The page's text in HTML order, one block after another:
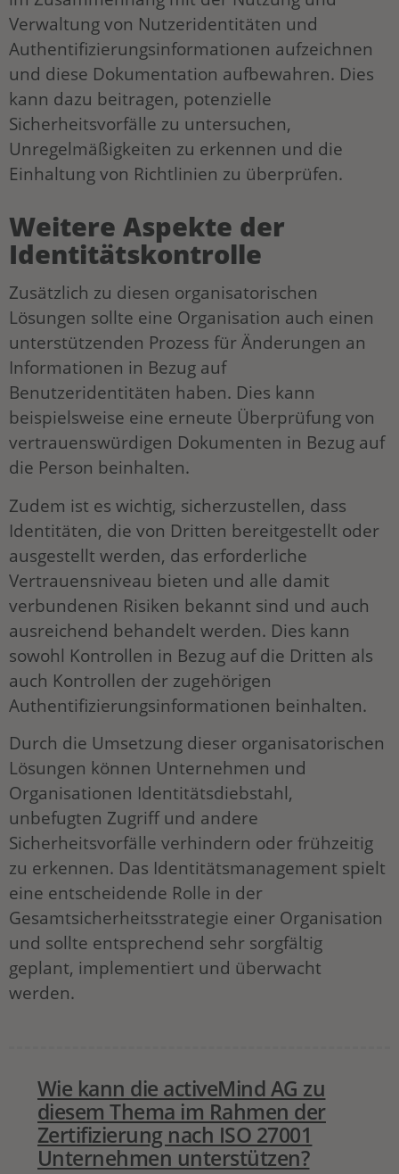
Verwaltung von Nutzeridentitäten und
Authentifizierungsinformationen aufzeichnen
und diese Dokumentation aufbewahren. Dies
kann dazu beitragen, potenzielle
Sicherheitsvorfälle zu untersuchen,
Unregelmäßigkeiten zu erkennen und die
Einhaltung von Richtlinien zu überprüfen.
Weitere Aspekte der
Identitätskontrolle
Zusätzlich zu diesen organisatorischen
Lösungen sollte eine Organisation auch einen
unterstützenden Prozess für Änderungen an
Informationen in Bezug auf
Benutzeridentitäten haben. Dies kann
beispielsweise eine erneute Überprüfung von
vertrauenswürdigen Dokumenten in Bezug auf
die Person beinhalten.
Zudem ist es wichtig, sicherzustellen, dass
Identitäten, die von Dritten bereitgestellt oder
ausgestellt werden, das erforderliche
Vertrauensniveau bieten und alle damit
verbundenen Risiken bekannt sind und auch
ausreichend behandelt werden. Dies kann
sowohl Kontrollen in Bezug auf die Dritten als
auch Kontrollen der zugehörigen
Authentifizierungsinformationen beinhalten.
Durch die Umsetzung dieser organisatorischen
Lösungen können Unternehmen und
Organisationen Identitätsdiebstahl,
unbefugten Zugriff und andere
Sicherheitsvorfälle verhindern oder frühzeitig
zu erkennen. Das Identitätsmanagement spielt
eine entscheidende Rolle in der
Gesamtsicherheitsstrategie einer Organisation
und sollte entsprechend sehr sorgfältig
geplant, implementiert und überwacht
werden.
Wie kann die activeMind AG zu
diesem Thema im Rahmen der
Zertifizierung nach ISO 27001
Unternehmen unterstützen?